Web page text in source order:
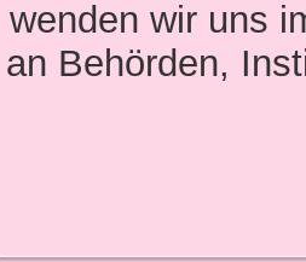
wenden wir uns
Behörden,